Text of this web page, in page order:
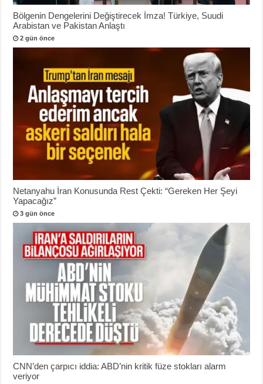
Bölgenin Dengelerini Değiştirecek İmza! Türkiye, Suudi
Arabistan ve Pakistan Anlaştı
2 gün önce
Netanyahu İran Konusunda Rest Çekti: “Gereken Her Şeyi
Yapacağız”
3 gün önce
CNN’den çarpıcı iddia: ABD’nin kritik füze stokları alarm
veriyor